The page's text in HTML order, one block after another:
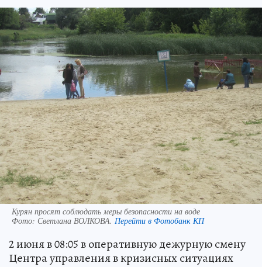
Курян просят соблюдать меры безопасности на воде
Фото: Светлана ВОЛКОВА. Перейти в Фотобанк КП
2 июня в 08:05 в оперативную дежурную смену
Центра управления в кризисных ситуациях